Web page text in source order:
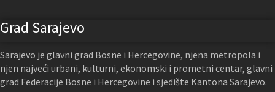
Grad Sarajevo
Sarajevo je glavni grad Bosne i Hercegovine, njena metropola i
njen najveći urbani, kulturni, ekonomski i prometni centar, glavni
grad Federacije Bosne i Hercegovine i sjedište Kantona Sarajevo.